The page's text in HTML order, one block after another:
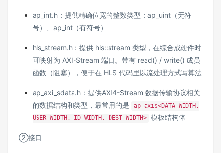
ap_int.h：提供精确位宽的整数类型：ap_uint（无符
号）、ap_int（有符号）
hls_stream.h：提供 hls::stream 类型，在综合成硬件时
可映射为 AXI-Stream 端口。带有 read() / write() 成员
函数（阻塞），便于在 HLS 代码里以流处理方式写算法
ap_axi_sdata.h：提供AXI4-Stream 数据传输协议相关
的数据结构和类型，最常用的是
ap_axis<DATA_WIDTH,
USER_WIDTH, ID_WIDTH, DEST_WIDTH>
模板结构体
②接口